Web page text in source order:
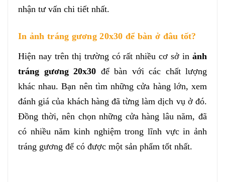
nhận tư vấn chi tiết nhất.
In ảnh tráng gương 20x30 để bàn ở đâu tốt?
Hiện nay trên thị trường có rất nhiều cơ sở in ảnh
tráng gương 20x30 để bàn với các chất lượng
khác nhau. Bạn nên tìm những cửa hàng lớn, xem
đánh giá của khách hàng đã từng làm dịch vụ ở đó.
Đồng thời, nên chọn những cửa hàng lâu năm, đã
có nhiều năm kinh nghiệm trong lĩnh vực in ảnh
tráng gương để có được một sản phẩm tốt nhất.